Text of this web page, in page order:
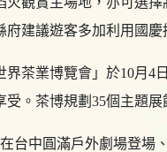
建議遊客多加利用國
界茶業博覽會」於10月4
受。茶博規劃35個主題
台中圓滿戶外劇場登場